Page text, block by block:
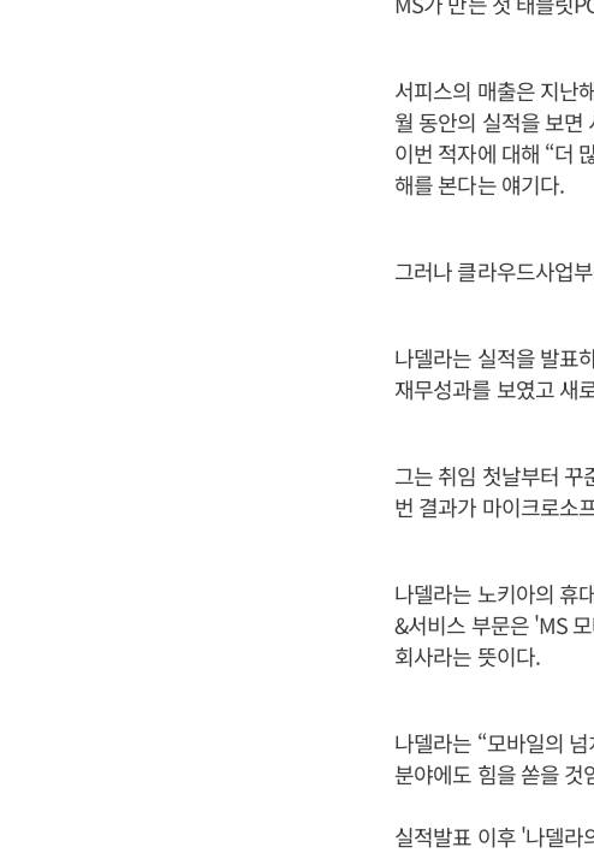
서피스의 매출은 지난
월 동안의 실적을 보
이번 적자에 대해 “더
해를 본다는 얘기다.
그러나 클라우드사업
나델라는 실적을 발표
재무성과를 보였고 새
그는 취임 첫날부터 꾸
번 결과가 마이크로소
나델라는 노키아의 휴
&서비스 부문은 'MS
회사라는 뜻이다.
나델라는 “모바일의
분야에도 힘을 쏟을 것
실적발표 이후 '나델라